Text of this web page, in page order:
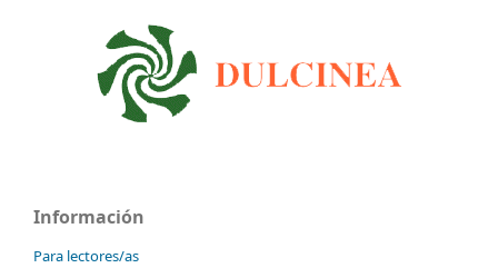
Información
Para lectores/as